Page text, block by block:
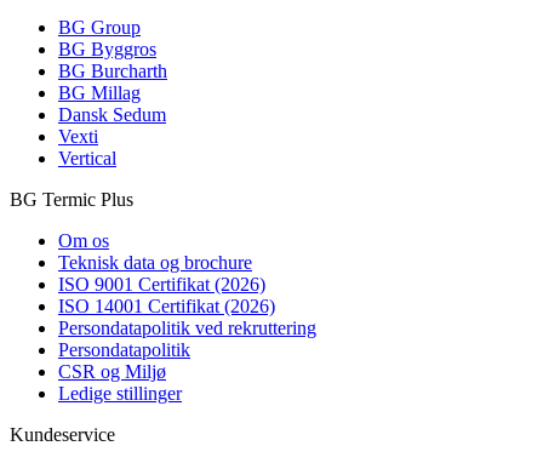
BG Group
BG Byggros
BG Burcharth
BG Millag
Dansk Sedum
Vexti
Vertical
BG Termic Plus
Om os
Teknisk data og brochure
ISO 9001 Certifikat (2026)
ISO 14001 Certifikat (2026)
Persondatapolitik ved rekruttering
Persondatapolitik
CSR og Miljø
Ledige stillinger
Kundeservice